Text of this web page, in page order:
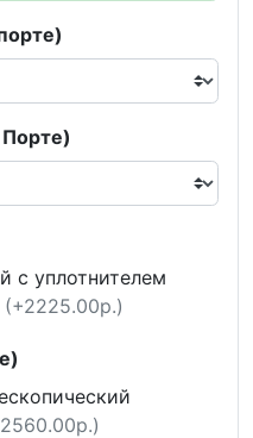
с уплотнителем
(+2225.00р.)